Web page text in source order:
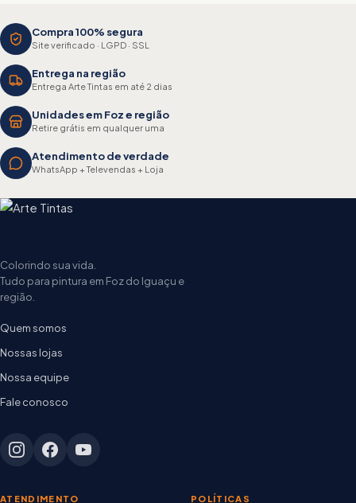
Compra 100% segura
Site verificado · LGPD · SSL
Entrega na região
Entrega Arte Tintas em até 2 dias
Unidades em Foz e região
Retire grátis em qualquer uma
Atendimento de verdade
WhatsApp + Televendas + Loja
Colorindo sua vida.
Tudo para pintura em Foz do Iguaçu e
região.
Quem somos
Nossas lojas
Nossa equipe
Fale conosco
ATENDIMENTO POLÍTICAS